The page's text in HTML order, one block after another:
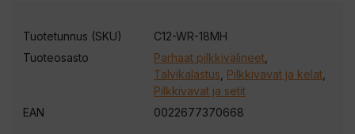
Tuotetunnus (SKU)
C12-WR-18MH
Tuoteosasto
Parhaat pilkkivälineet
Talvikalastus Pilkkivavat ja kelat
Pilkkivavat ja setit
EAN
0022677370668